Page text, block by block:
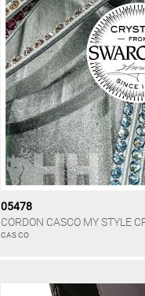
05478
CORDON CASCO MY STYLE
CAS CO